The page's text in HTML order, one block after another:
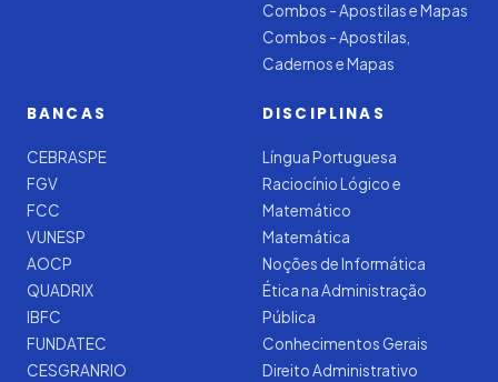
Combos - Apostilas e Mapas
Combos - Apostilas,
Cadernos e Mapas
BANCAS
CEBRASPE
FGV
FCC
VUNESP
AOCP
QUADRIX
IBFC
FUNDATEC
CESGRANRIO
DISCIPLINAS
Língua Portuguesa
Raciocínio Lógico e
Matemático
Matemática
Noções de Informática
Ética na Administração
Pública
Conhecimentos Gerais
Direito Administrativo